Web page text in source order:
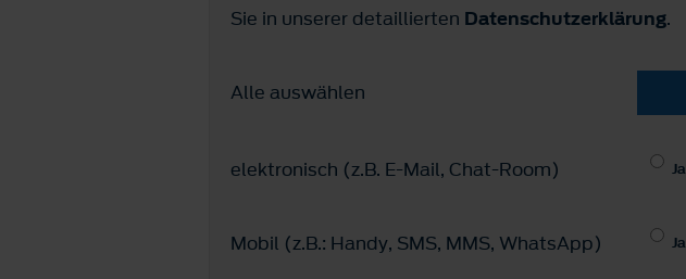
Sie in unserer detaillierten Datenschutzerklärung.
Alle auswählen
elektronisch (z.B. E-Mail, Chat-Room) Ja
Mobil (z.B.: Handy, SMS, MMS, WhatsApp) Ja